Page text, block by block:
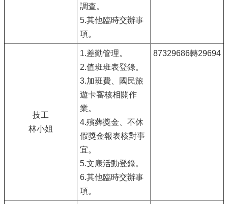
調查。
5.其他臨時交辦事
項。
技工
林小姐
1.差勤管理。
2.值班班表登錄。
3.加班費、國民旅
遊卡審核相關作
業。
4.殯葬獎金、不休
假獎金報表核對事
宜。
5.文康活動登錄。
6.其他臨時交辦事
項。
87329686轉29694